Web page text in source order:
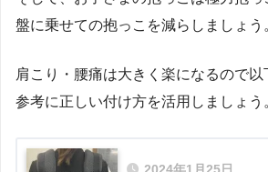
盤に乗せての抱っこを減らしましょう
肩こり・腰痛は大きく楽になるので
参考に正しい付け方を活用しましょう